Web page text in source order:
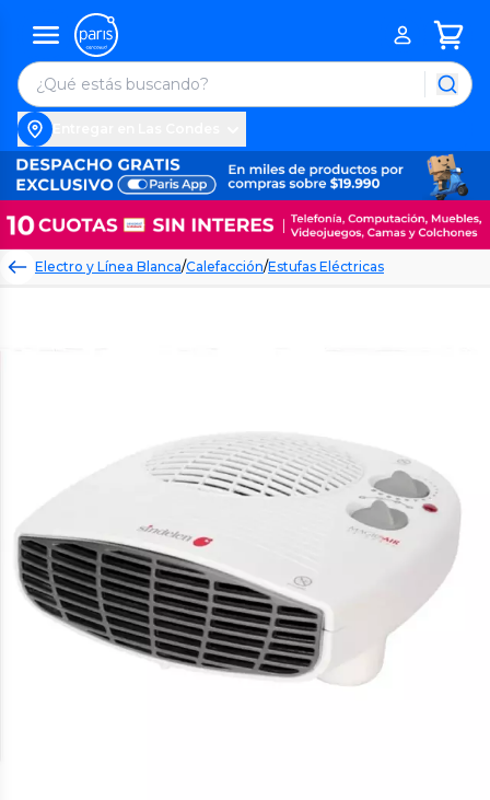
Electro y Línea Blanca/Calefacción/Estufas Eléctricas